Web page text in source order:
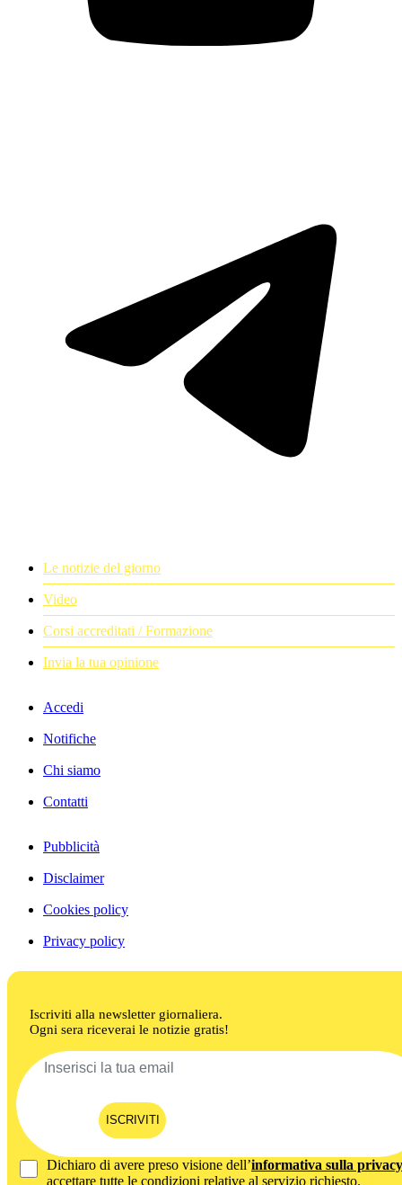
Le notizie del giorno
Video
Corsi accreditati / Formazione
Invia la tua opinione
Accedi
Notifiche
Chi siamo
Contatti
Pubblicità
Disclaimer
Cookies policy
Privacy policy
Iscriviti alla newsletter giornaliera.
Ogni sera riceverai le notizie gratis!
ISCRIVITI
Dichiaro di avere preso visione dell’informativa sulla privacy
accettare tutte le condizioni relative al servizio richiesto.